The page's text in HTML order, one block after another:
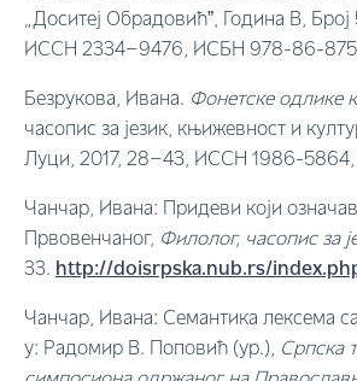
„Доситеј Обрадовићˮ, Година В,
ИССН 2334–9476, ИСБН 978-86-
Безрукова, Ивана. Фонетске одлике
часопис за језик, књижевност и
Луци, 2017, 28–43, ИССН 1986-5864,
Чанчар, Ивана: Придеви који
Првовенчаног, Филолог, часопис за
33. http://doisrpska.nub.rs/
Чанчар, Ивана: Семантика лексема
у: Радомир В. Поповић (ур.), Српска